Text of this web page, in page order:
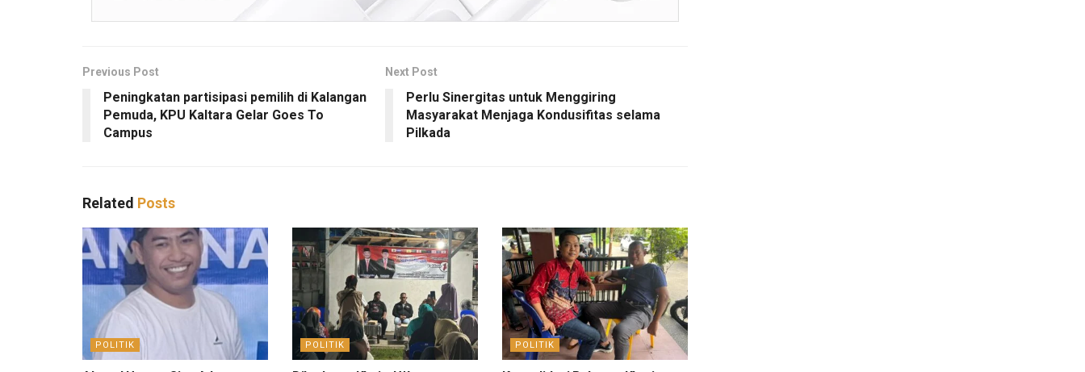
Previous Post
Peningkatan partisipasi pemilih di Kalangan
Pemuda, KPU Kaltara Gelar Goes To
Campus
Next Post
Perlu Sinergitas untuk Menggiring
Masyarakat Menjaga Kondusifitas selama
Pilkada
Related Posts
POLITIK POLITIK POLITIK